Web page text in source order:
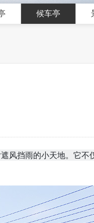
候车亭
风挡雨的小天地。它